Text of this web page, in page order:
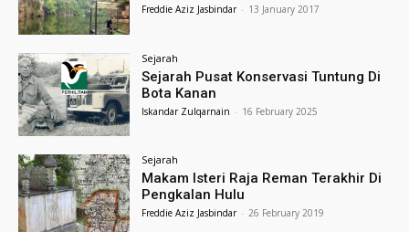
Freddie Aziz Jasbindar - 13 January 2017
Sejarah
Sejarah Pusat Konservasi Tuntung Di
Bota Kanan
Iskandar Zulqarnain - 16 February 2025
Sejarah
Makam Isteri Raja Reman Terakhir Di
Pengkalan Hulu
Freddie Aziz Jasbindar - 26 February 2019